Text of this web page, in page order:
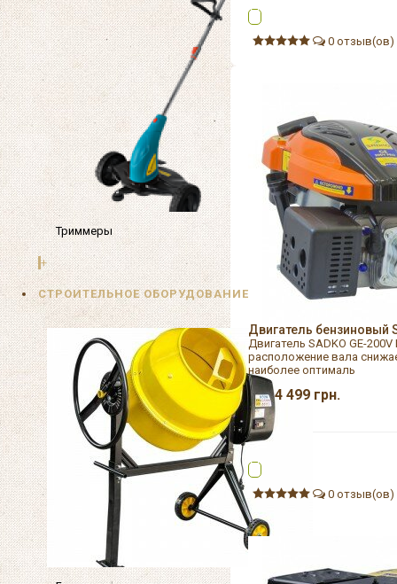
Триммеры
+
СТРОИТЕЛЬНОЕ ОБОРУДОВАНИЕ
0 отзыв(ов)
Двигатель бензиновый
Двигатель SADKO GE-
расположение вала
наиболее оптималь
4 499 грн.
0 отзыв(ов)